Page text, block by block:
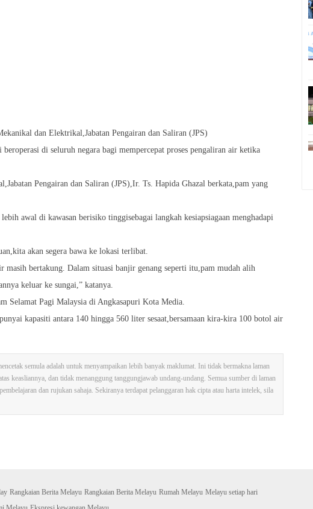
dan Elektrikal,Jabatan Pengairan dan Saliran (JPS)
di seluruh negara bagi mempercepat proses pengaliran air ketika
Pengairan dan Saliran (JPS),Ir. Ts. Hapida Ghazal berkata,pam yang
awal di kawasan berisiko tinggisebagai langkah kesiapsiagaan menghadapi
akan segera bawa ke lokasi terlibat.
masih bertakung. Dalam situasi banjir genang seperti itu,pam mudah alih
keluar ke sungai,” katanya.
Selamat Pagi Malaysia di Angkasapuri Kota Media.
kapasiti antara 140 hingga 560 liter sesaat,bersamaan kira-kira 100 botol air
semula adalah untuk menyampaikan lebih banyak maklumat. Ini tidak bermakna laman
keasliannya, dan tidak menanggung tanggungjawab undang-undang. Semua sumber di laman
dan rujukan sahaja. Sekiranya terdapat pelanggaran hak cipta atau harta intelek, sila
Rangkaian Berita Melayu Rangkaian Berita Melayu Rumah Melayu Melayu setiap hari